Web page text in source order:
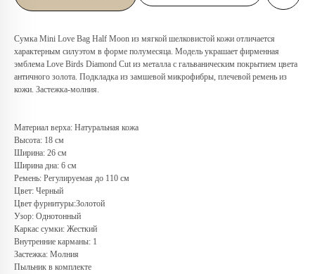
Сумка Mini Love Bag Half Moon из мягкой шелковистой кожи отличается
характерным силуэтом в форме полумесяца. Модель украшает фирменная
эмблема Love Birds Diamond Cut из металла с гальваническим покрытием цвета
античного золота. Подкладка из замшевой микрофибры, плечевой ремень из
кожи. Застежка-молния.
Материал верха: Натуральная кожа
Высота: 18 см
Ширина: 26 см
Ширина дна: 6 см
Ремень: Регулируемая до 110 см
Цвет: Черный
Цвет фурнитуры:Золотой
Узор: Однотонный
Каркас сумки: Жесткий
Внутренние карманы: 1
Застежка: Молния
Пыльник в комплекте
примерить в нашем бутике
в ТРЦ «Афимолл»
Адрес:
Москва, Пресненская наб.,
д.2, ТРЦ «Афимолл», 1 этаж
Телефон: +7 (966) 019-41-76